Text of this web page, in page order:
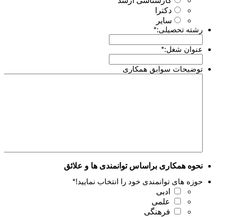
دکترا
سایر
رشته تحصیلی:*
عنوان شغل:*
توضیحات سوابق همکاری
نحوه همکاری براساس توانمندی ها و علائق
حوزه های توانمندی خود را انتخاب نمایید!*
ادبی
علمی
فرهنگی